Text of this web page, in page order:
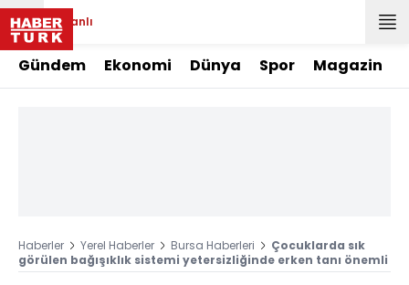
Canlı
Gündem Ekonomi Dünya Spor Magazin
Haberler Yerel Haberler Bursa Haberleri
Çocuklarda sık
görülen bağışıklık sistemi yetersizliğinde erken tanı önemli